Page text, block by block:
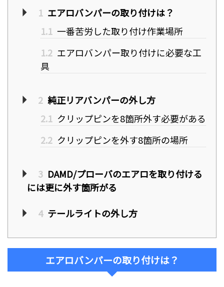
1 エアロバンパーの取り付けは？
1.1 一番苦労した取り付け作業場所
1.2 エアロバンパー取り付けに必要な工
具
2 純正リアバンパーの外し方
2.1 クリップピンを8箇所外す必要がある
2.2 クリップピンを外す8箇所の場所
3 DAMD/プローバのエアロを取り付ける
には更に外す箇所がる
4 テールライトの外し方
エアロバンパーの取り付けは？